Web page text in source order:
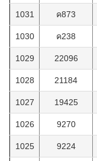
1031 ค873
1030 ค238
1029 22096
1028 21184
1027 19425
1026 9270
1025 9224